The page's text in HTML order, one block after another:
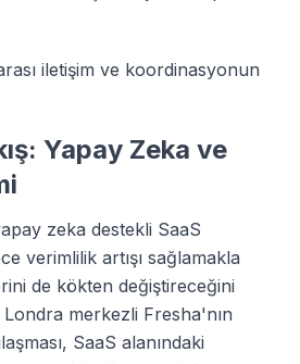
iletişim ve koordinasyonun
Yapay Zeka ve
zeka destekli SaaS
verimlilik artışı sağlamakla
de kökten değiştireceğini
merkezli Fresha'nın
SaaS alanındaki